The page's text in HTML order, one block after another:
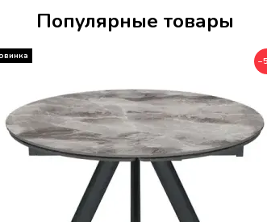
Популярные товары